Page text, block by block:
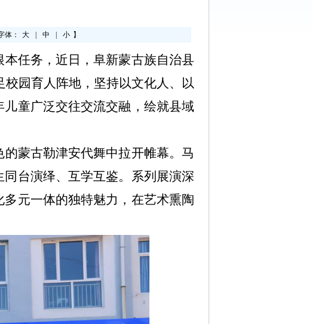
体： 大 中 小 】
任务，近日，阜新蒙古族自治县
校园育人阵地，坚持以文化人、以
童广泛交往交流交融，绘就县域
蒙古勒津安代舞中拉开帷幕。马
台演绎、互学互鉴。系列展演深
元一体的独特魅力，在艺术熏陶